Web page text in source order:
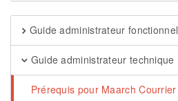
Guide administrateur fonctionnel
Guide administrateur technique
Prérequis pour Maarch Courrier